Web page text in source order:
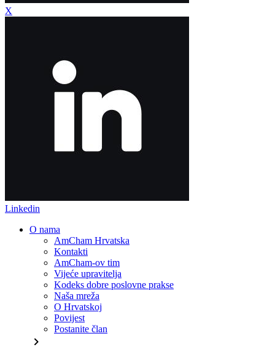
X
Linkedin
O nama
AmCham Hrvatska
Kontakti
AmCham-ov tim
Vijeće upravitelja
Kodeks dobre poslovne prakse
Naša mreža
O Hrvatskoj
Povijest
Postanite član
chevron_right